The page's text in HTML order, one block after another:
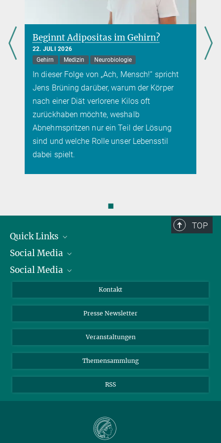
Beginnt Adipositas im Gehirn?
22. JULI 2026
Gehirn
Medizin Neurobiologie
In dieser Folge von „Ach, Mensch!“ spricht
Jens Brüning darüber, warum der Körper
nach einer Diät verlorene Kilos oft
zurückhaben möchte, weshalb
Abnehmspritzen nur ein Teil der Lösung
sind und welche Rolle unser Lebensstil
dabei spielt.
◼
TOP
Quick Links
Präsident
Zahlen und Fakten
Meldestelle Fehlverhalten
Social Media
Bluesky
Social Media
YouTube
Kontakt
Presse Newsletter
Veranstaltungen
Themensammlung
RSS